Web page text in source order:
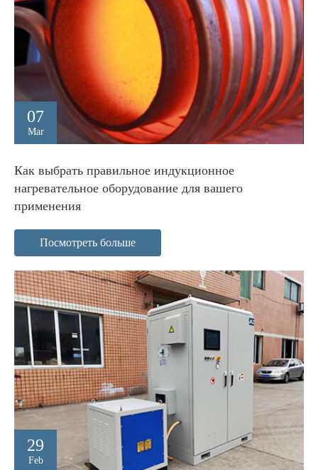
07
Mar
Как выбрать правильное индукционное
нагревательное оборудование для вашего
применения
Посмотреть больше
29
Feb